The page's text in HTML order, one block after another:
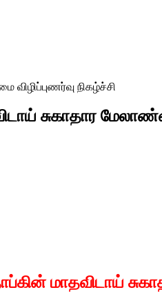
நிகழ்ச்சி
சுகாதார மேலாண்மை
மாதவிடாய்